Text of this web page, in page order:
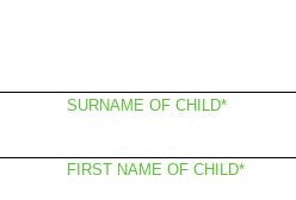
SURNAME OF CHILD*
FIRST NAME OF CHILD*